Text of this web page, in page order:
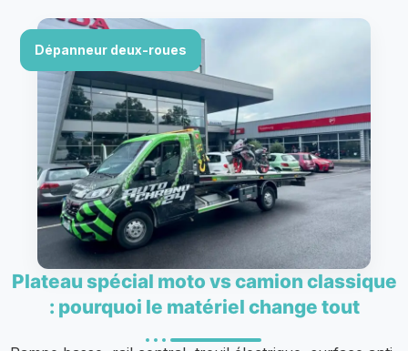
Dépanneur deux-roues
Plateau spécial moto vs camion classique
: pourquoi le matériel change tout